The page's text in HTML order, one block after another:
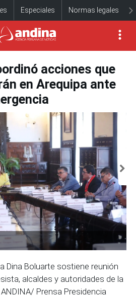
Especiales Normas legales
acciones que
en Arequipa ante
Dina Boluarte sostiene reunión
alcaldes y autoridades de la
Prensa Presidencia